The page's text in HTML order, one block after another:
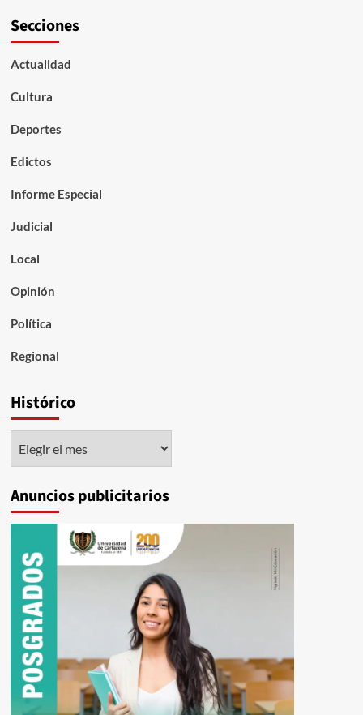
Secciones
Actualidad
Cultura
Deportes
Edictos
Informe Especial
Judicial
Local
Opinión
Política
Regional
Histórico
Anuncios publicitarios